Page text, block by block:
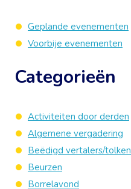
Geplande evenementen
Voorbije evenementen
Categorieën
Activiteiten door derden
Algemene vergadering
Beëdigd vertalers/tolken
Beurzen
Borrelavond